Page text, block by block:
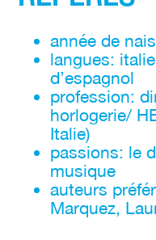
année de
langues:
d’espagnol
profession:
horlogerie/
Italie)
passions: le
musique
auteurs
Marquez,